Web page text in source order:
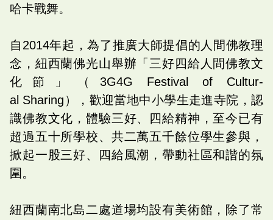
哈卡戰舞。
自2014年起，為了推廣大師提倡的人間佛教理
念，紐西蘭佛光山舉辦「三好四給人間佛教文
化節」（3G4G Festival of Cultur-
al Sharing），歡迎當地中小學生走進寺院，認
識佛教文化，體驗三好、四給精神，至今已有
超過五十所學校、共二萬五千餘位學生參與，
掀起一股三好、四給風潮，帶動社區和諧的氛
圍。
紐西蘭南北島二處道場均設有美術館，除了常